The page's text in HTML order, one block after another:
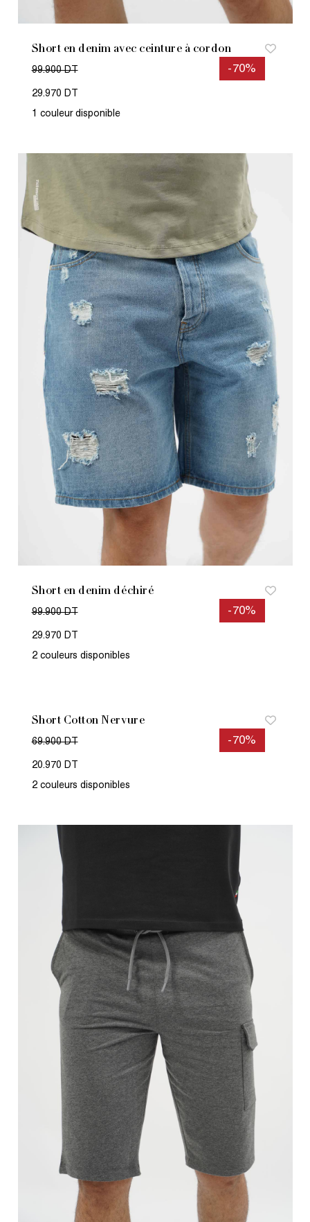
Short en denim avec ceinture à cordon
-70%
99.900 DT
29.970 DT
1 couleur disponible
Short en denim déchiré
-70%
99.900 DT
29.970 DT
2 couleurs disponibles
Short Cotton Nervure
-70%
69.900 DT
20.970 DT
2 couleurs disponibles